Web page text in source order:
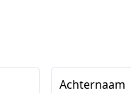
Achternaam